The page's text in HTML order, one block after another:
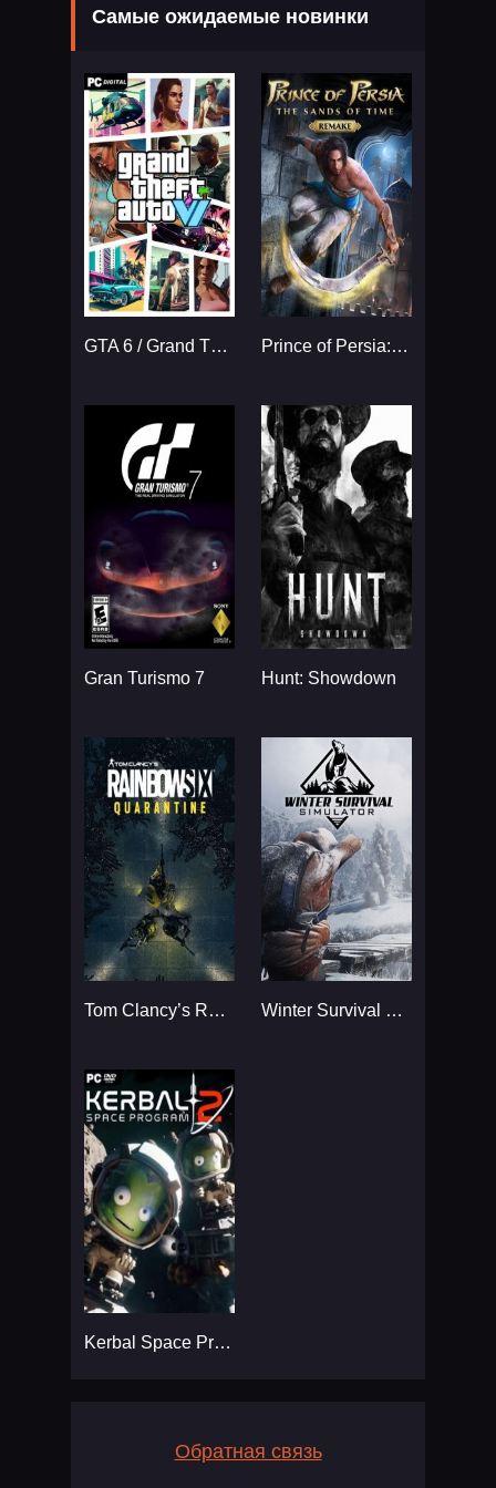
Самые ожидаемые новинки
GTA 6 / Grand Theft Auto VI Prince of Persia: The Sands
Gran Turismo 7 Hunt: Showdown
Tom Clancy’s Rainbow Six Winter Survival Simulator
Kerbal Space Program 2
Обратная связь